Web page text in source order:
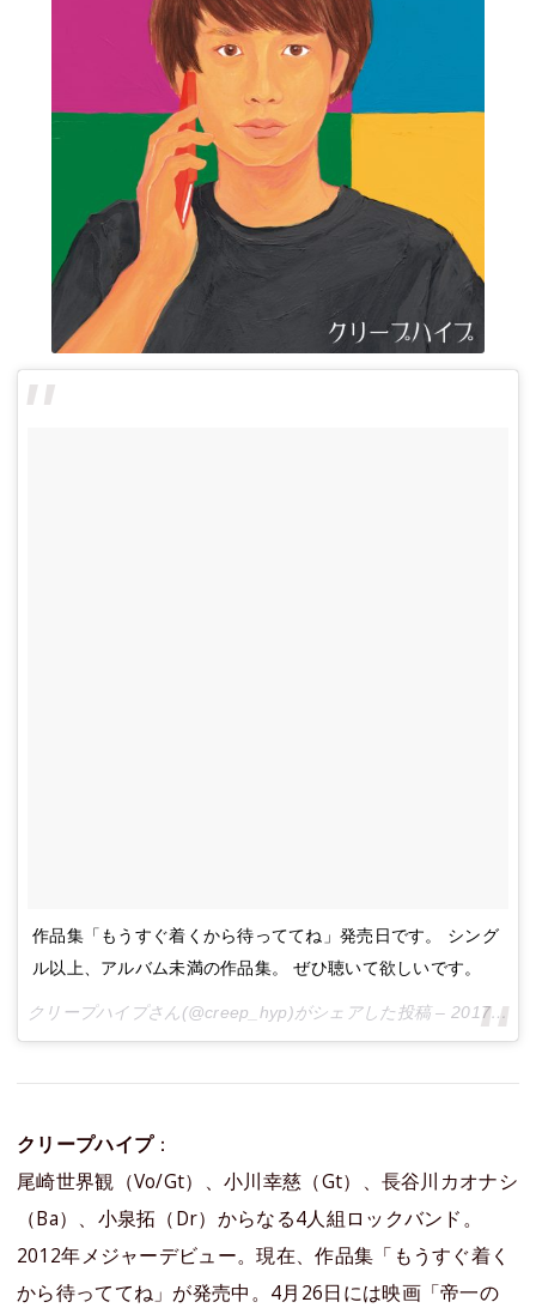
作品集「もうすぐ着くから待っててね」発売日です。 シング
ル以上、アルバム未満の作品集。 ぜひ聴いて欲しいです。
クリープハイプさん(@creep_hyp)がシェアした投稿 – 2017 2月 21 7:07午後 PST
クリープハイプ：
尾崎世界観（Vo/Gt）、小川幸慈（Gt）、長谷川カオナシ
（Ba）、小泉拓（Dr）からなる4人組ロックバンド。
2012年メジャーデビュー。現在、作品集「もうすぐ着く
から待っててね」が発売中。4月26日には映画「帝一の